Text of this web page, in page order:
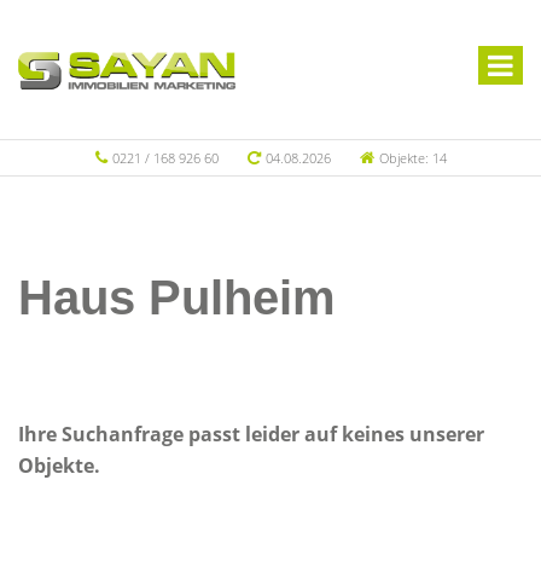
0221 / 168 926 60 04.08.2026 Objekte: 14
Haus Pulheim
Ihre Suchanfrage passt leider auf keines unserer
Objekte.